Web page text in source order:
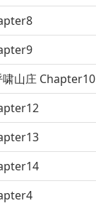
山庄 Chapter10